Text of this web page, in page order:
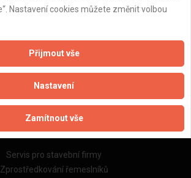
Naše firmy a řemeslníci
pro používání souborů cookie
podmínky (zprostředkování)
podmínky (rozpočtování)
Reference
excelové tabulky online
Naše služby
Servis pro stavební firmy
Zprostředkování řemeslníků
Nastavení cookies můžete změnit volbou
Přijmout vše
Nastavení
Zamítnout vše